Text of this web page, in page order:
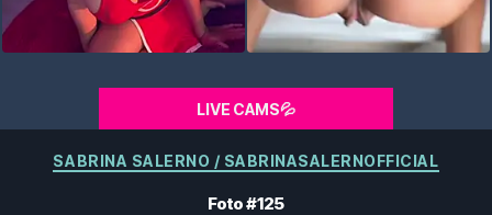
LIVE CAMS💦
Kategorien
SABRINA SALERNO / SABRINASALERNOFFICIAL
Foto #125